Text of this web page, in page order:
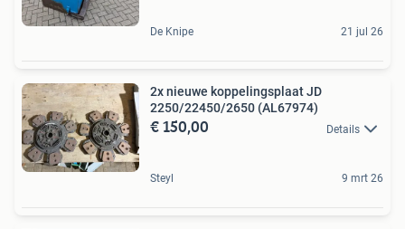
De Knipe 21 jul 26
2x nieuwe koppelingsplaat JD
2250/22450/2650 (AL67974)
€ 150,00 Details
Steyl 9 mrt 26